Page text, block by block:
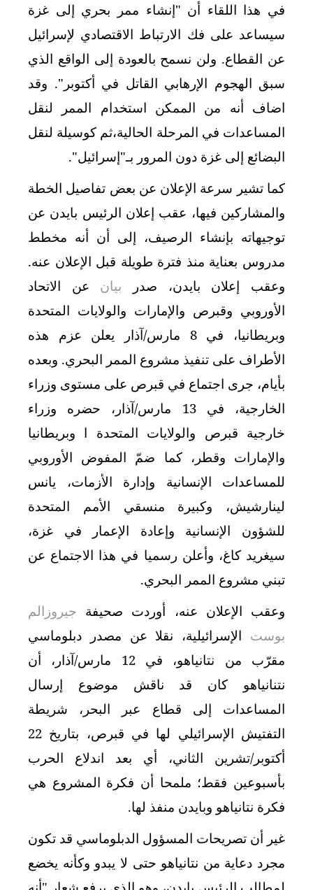
في هذا اللقاء أن "إنشاء ممر بحري إلى غزة
سيساعد على فك الارتباط الاقتصادي لإسرائيل
عن القطاع. ولن نسمح بالعودة إلى الواقع الذي
سبق الهجوم الإرهابي القاتل في أكتوبر". وقد
اضاف أنه من الممكن استخدام الممر لنقل
المساعدات في المرحلة الحالية،ثم كوسيلة لنقل
البضائع إلى غزة دون المرور بـ"إسرائيل".
كما تشير سرعة الإعلان عن بعض تفاصيل الخطة
والمشاركين فيها، عقب إعلان الرئيس بايدن عن
توجيهاته بإنشاء الرصيف، إلى أن أنه مخطط
مدروس بعناية منذ فترة طويلة قبل الإعلان عنه.
وعقب إعلان بايدن، صدر بيان عن الاتحاد
الأوروبي وقبرص والإمارات والولايات المتحدة
وبريطانيا، في 8 مارس/آذار يعلن عزم هذه
الأطراف على تنفيذ مشروع الممر البحري. وبعده
بأيام، جرى اجتماع في قبرص على مستوى وزراء
الخارجية، في 13 مارس/آذار، حضره وزراء
خارجية قبرص والولايات المتحدة ا وبريطانيا
والإمارات وقطر، كما ضمّ المفوض الأوروبي
للمساعدات الإنسانية وإدارة الأزمات، يانس
لينارشيش، وكبيرة منسقي الأمم المتحدة
للشؤون الإنسانية وإعادة الإعمار في غزة،
سيغريد كاغ، وأعلن رسميا في هذا الاجتماع عن
تبني مشروع الممر البحري.
وعقب الإعلان عنه، أوردت صحيفة جيروزالم
بوست الإسرائيلية، نقلا عن مصدر دبلوماسي
مقرّب من نتانياهو، في 12 مارس/آذار، أن
نتنانياهو كان قد ناقش موضوع إرسال
المساعدات إلى قطاع عبر البحر، شريطة
التفتيش الإسرائيلي لها في قبرص، بتاريخ 22
أكتوبر/تشرين الثاني، أي بعد اندلاع الحرب
بأسبوعين فقط؛ ملمحا أن فكرة المشروع هي
فكرة نتانياهو وبايدن منفذ لها.
غير أن تصريحات المسؤول الدبلوماسي قد تكون
مجرد دعاية من نتانياهو حتى لا يبدو وكأنه يخضع